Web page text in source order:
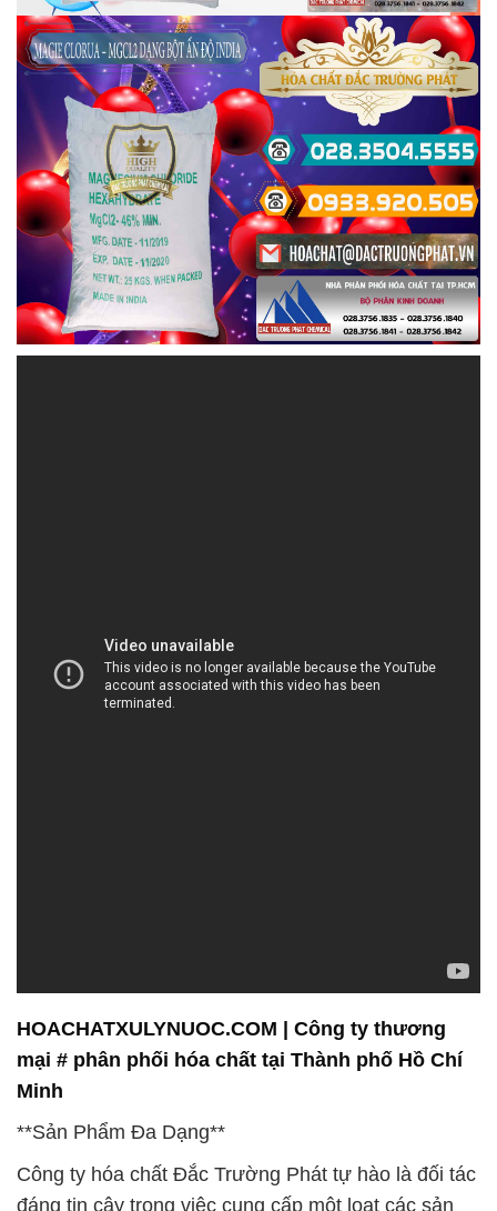
**Sản Phẩm Đa Dạng**
Công ty hóa chất Đắc Trường Phát tự hào là đối tác
đáng tin cậy trong việc cung cấp một loạt các sản
phẩm hóa chất đa dạng, phục vụ cho nhiều ngành
công nghiệp khác nhau. Chúng tôi cung cấp các sản
phẩm chất lượng như hóa chất công nghiệp, hóa
chất dược phẩm, hóa chất thực phẩm, và nhiều loại